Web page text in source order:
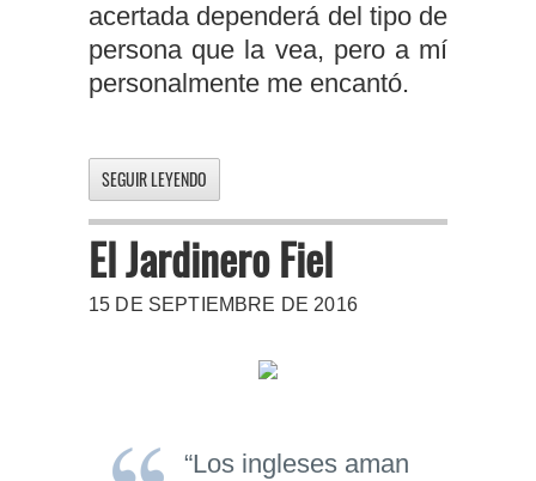
acertada dependerá del tipo de
persona que la vea, pero a mí
personalmente me encantó.
SEGUIR LEYENDO
El Jardinero Fiel
15 DE SEPTIEMBRE DE 2016
“Los ingleses aman